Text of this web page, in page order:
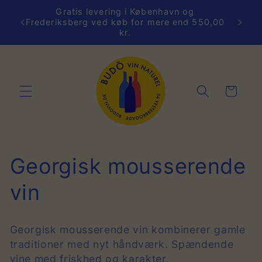
indhold
Gratis levering i København og
Frederiksberg ved køb for mere end 550,00
kr.
Indkøbskurv
K
o
l
Georgisk mousserende
vin
Georgisk mousserende vin kombinerer gamle
traditioner med nyt håndværk. Spændende
vine med friskhed og karakter.